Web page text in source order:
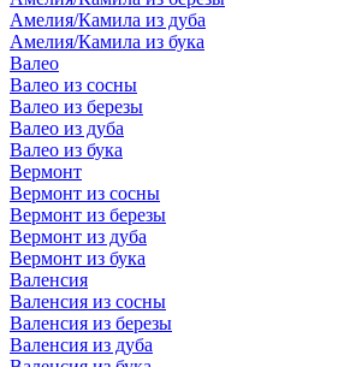
Амелия/Камила из дуба
Амелия/Камила из бука
Валео
Валео из сосны
Валео из березы
Валео из дуба
Валео из бука
Вермонт
Вермонт из сосны
Вермонт из березы
Вермонт из дуба
Вермонт из бука
Валенсия
Валенсия из сосны
Валенсия из березы
Валенсия из дуба